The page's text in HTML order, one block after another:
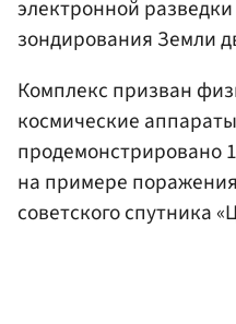
электронной
зондирования Земли
Комплекс призван
космические
продемонстрировано
на примере
советского спутника